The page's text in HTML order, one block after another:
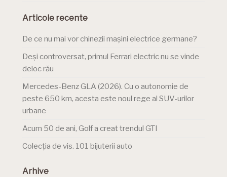
Articole recente
De ce nu mai vor chinezii mașini electrice germane?
Deși controversat, primul Ferrari electric nu se vinde
deloc rău
Mercedes-Benz GLA (2026). Cu o autonomie de
peste 650 km, acesta este noul rege al SUV-urilor
urbane
Acum 50 de ani, Golf a creat trendul GTI
Colecția de vis. 101 bijuterii auto
Arhive